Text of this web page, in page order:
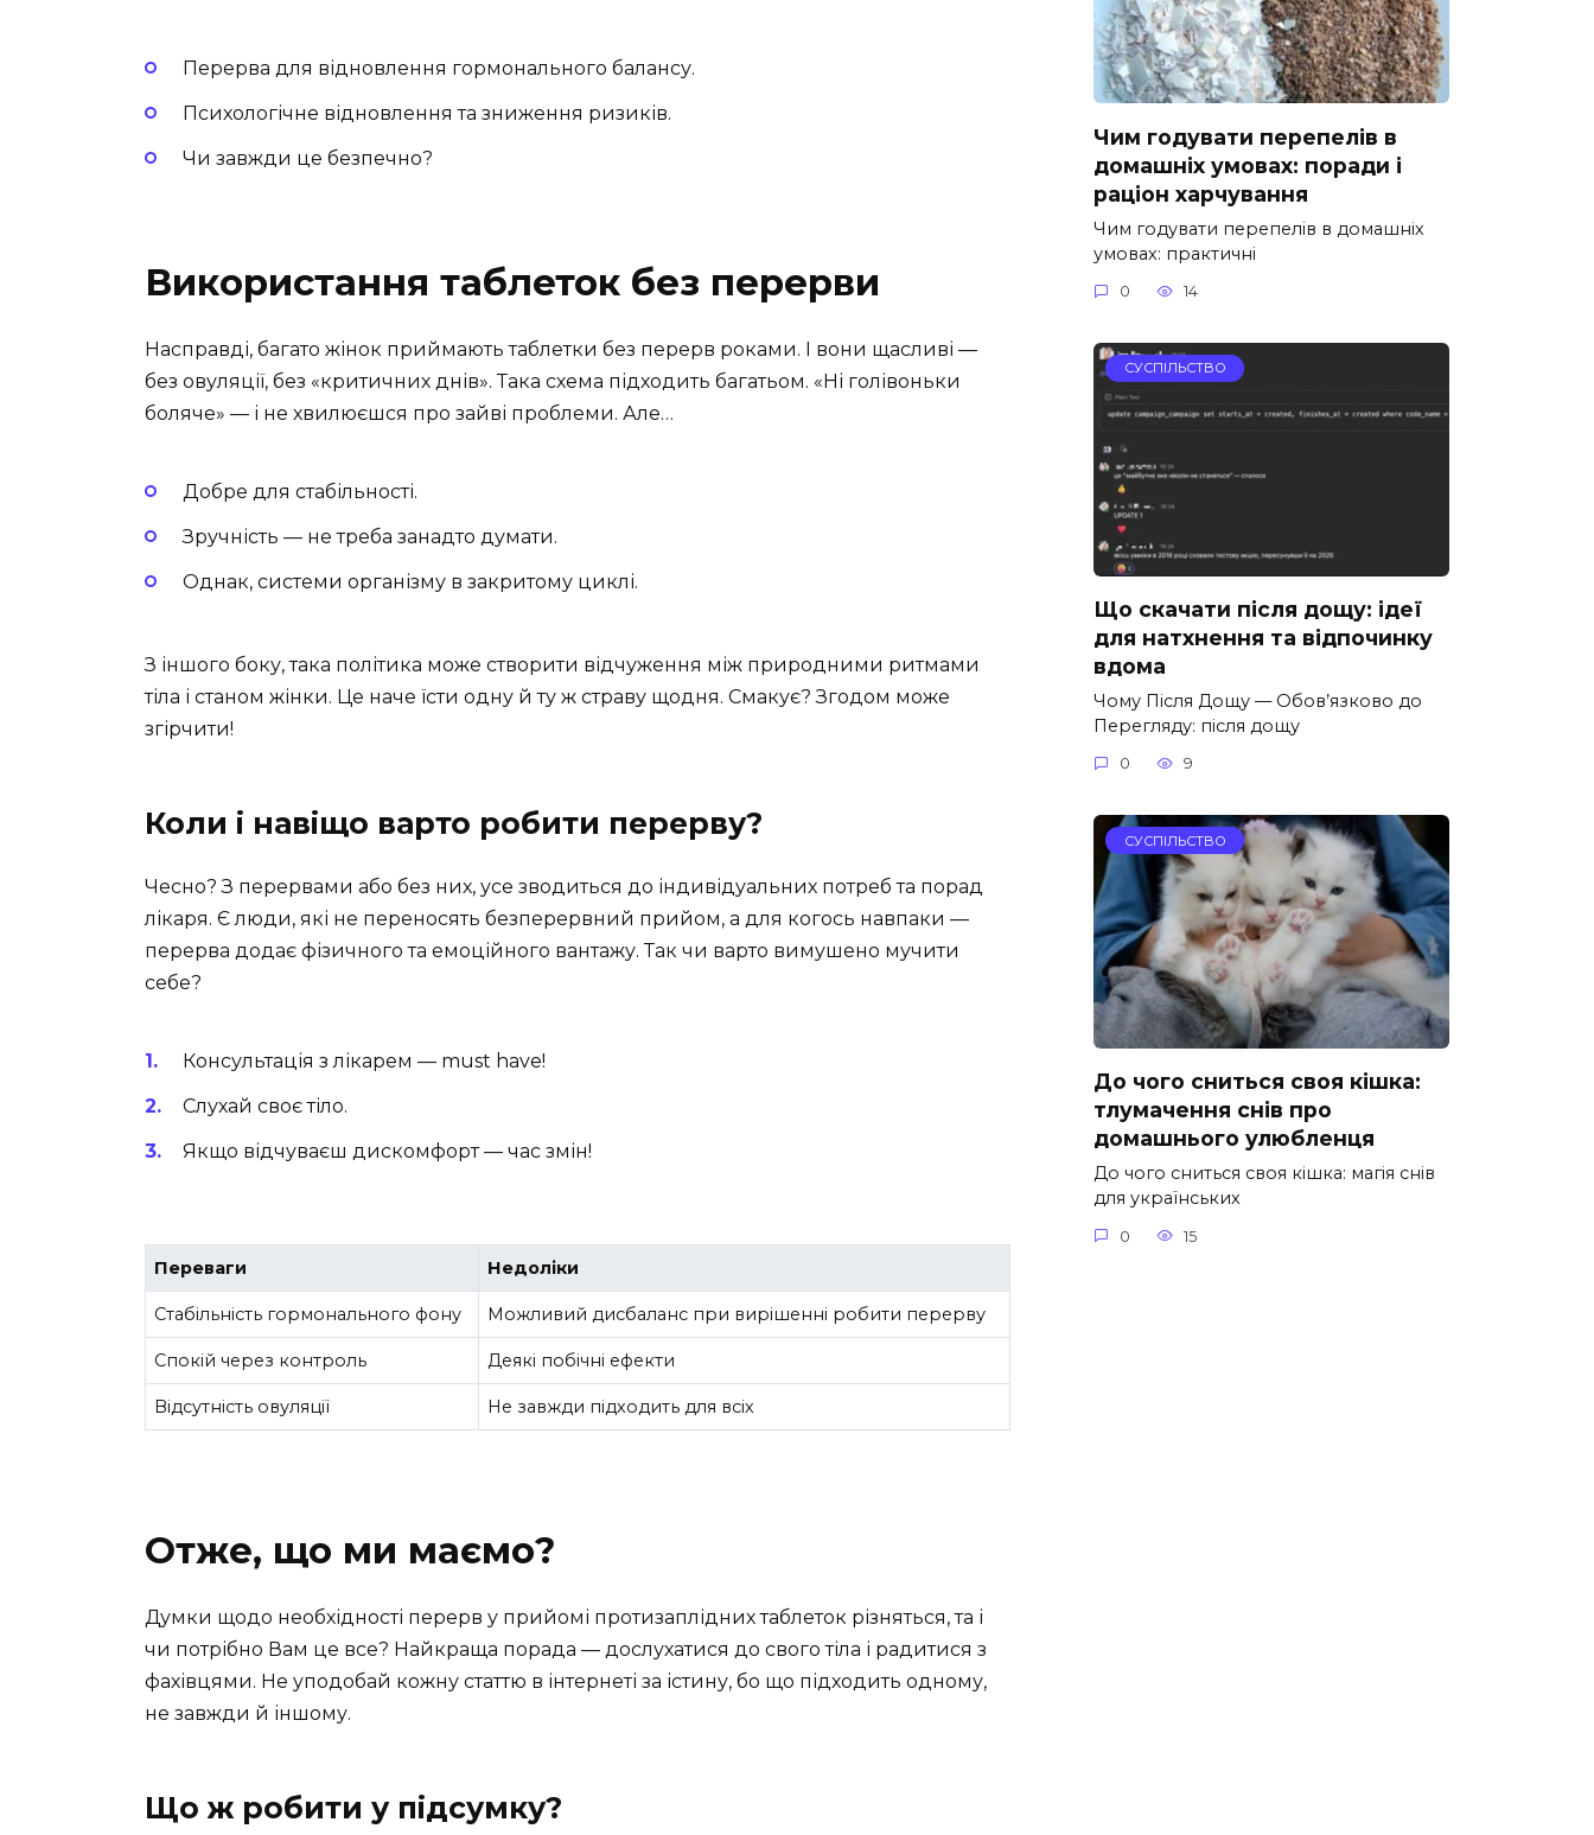
Перерва для відновлення гормонального балансу.
Психологічне відновлення та зниження ризиків.
Чи завжди це безпечно?
Використання таблеток без перерви
Насправді, багато жінок приймають таблетки без перерв роками. І вони щасливі —
без овуляції, без «критичних днів». Така схема підходить багатьом. «Ні голівоньки
боляче» — і не хвилюєшся про зайві проблеми. Але…
Добре для стабільності.
Зручність — не треба занадто думати.
Однак, системи організму в закритому циклі.
З іншого боку, така політика може створити відчуження між природними ритмами
тіла і станом жінки. Це наче їсти одну й ту ж страву щодня. Смакує? Згодом може
згірчити!
Коли і навіщо варто робити перерву?
Чесно? З перервами або без них, усе зводиться до індивідуальних потреб та порад
лікаря. Є люди, які не переносять безперервний прийом, а для когось навпаки —
перерва додає фізичного та емоційного вантажу. Так чи варто вимушено мучити
себе?
Консультація з лікарем — must have!
Слухай своє тіло.
Якщо відчуваєш дискомфорт — час змін!
Переваги Недоліки
Стабільність гормонального фону Можливий дисбаланс при вирішенні робити перерву
Спокій через контроль Деякі побічні ефекти
Відсутність овуляції Не завжди підходить для всіх
Отже, що ми маємо?
Думки щодо необхідності перерв у прийомі протизаплідних таблеток різняться, та і
чи потрібно Вам це все? Найкраща порада — дослухатися до свого тіла і радитися з
фахівцями. Не уподобай кожну статтю в інтернеті за істину, бо що підходить одному,
не завжди й іншому.
Що ж робити у підсумку?
Чим годувати перепелів в
домашніх умовах: поради і
раціон харчування
Чим годувати перепелів в домашніх
умовах: практичні
0 14
СУСПІЛЬСТВО
Що скачати після дощу: ідеї
для натхнення та відпочинку
вдома
Чому Після Дощу — Обов’язково до
Перегляду: після дощу
0 9
СУСПІЛЬСТВО
До чого сниться своя кішка:
тлумачення снів про
домашнього улюбленця
До чого сниться своя кішка: магія снів
для українських
0 15